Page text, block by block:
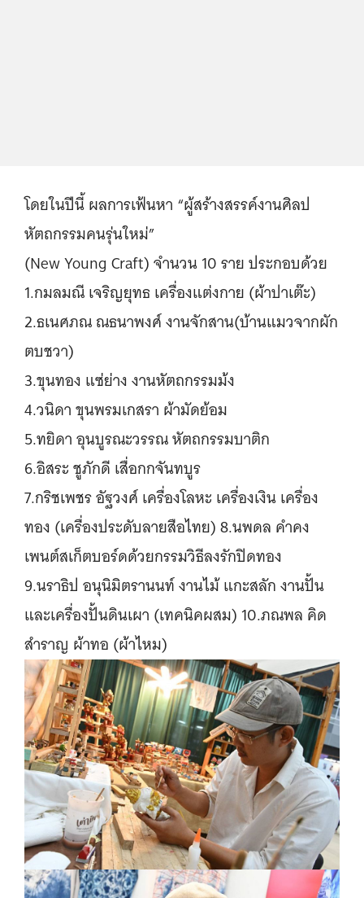
โดยในปีนี้ ผลการเฟ้นหา “ผู้สร้างสรรค์งานศิลป
หัตถกรรมคนรุ่นใหม่”
(New Young Craft) จำนวน 10 ราย ประกอบด้วย
1.กมลมณี เจริญยุทธ เครื่องแต่งกาย (ผ้าปาเต๊ะ)
2.ธเนศภณ ณธนาพงศ์ งานจักสาน(บ้านแมวจากผัก
ตบชวา)
3.ขุนทอง แซ่ย่าง งานหัตถกรรมม้ง
4.วนิดา ขุนพรมเกสรา ผ้ามัดย้อม
5.ทยิดา อุนบูรณะวรรณ หัตถกรรมบาติก
6.อิสระ ชูภักดี เสื่อกกจันทบูร
7.กริชเพชร อัฐวงศ์ เครื่องโลหะ เครื่องเงิน เครื่อง
ทอง (เครื่องประดับลายสือไทย) 8.นพดล คำคง
เพนต์สเก็ตบอร์ดด้วยกรรมวิธีลงรักปิดทอง
9.นราธิป อนุนิมิตรานนท์ งานไม้ แกะสลัก งานปั้น
และเครื่องปั้นดินเผา (เทคนิคผสม) 10.ภณพล คิด
สำราญ ผ้าทอ (ผ้าไหม)